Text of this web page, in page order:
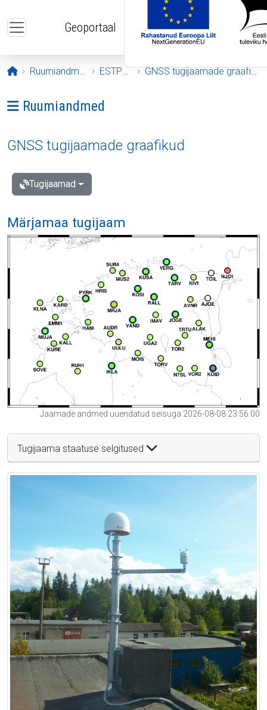
Geoportaal
Avaleht
Ruumiandmed ESTPOS GNSS tugijaamade graafikud
Ava menüü: Ruumiandmed
Ruumiandmed
GNSS tugijaamade graafikud
Tugijaamad
Märjamaa tugijaam
Jaamade andmed uuendatud seisuga 2026-08-08 23:56:00
Tugijaama staatuse selgitused